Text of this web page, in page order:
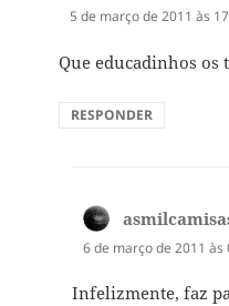
5 de março de 2011 às
Que educadinhos
RESPONDER
6 de março de 2011 às
Infelizmente, faz